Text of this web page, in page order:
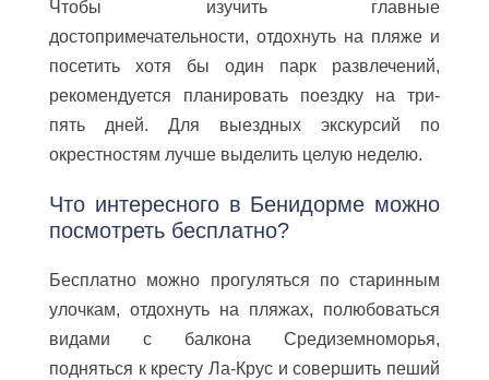
Чтобы изучить главные
достопримечательности, отдохнуть на пляже и
посетить хотя бы один парк развлечений,
рекомендуется планировать поездку на три-
пять дней. Для выездных экскурсий по
окрестностям лучше выделить целую неделю.
Что интересного в Бенидорме можно
посмотреть бесплатно?
Бесплатно можно прогуляться по старинным
улочкам, отдохнуть на пляжах, полюбоваться
видами с балкона Средиземноморья,
подняться к кресту Ла-Крус и совершить пеший